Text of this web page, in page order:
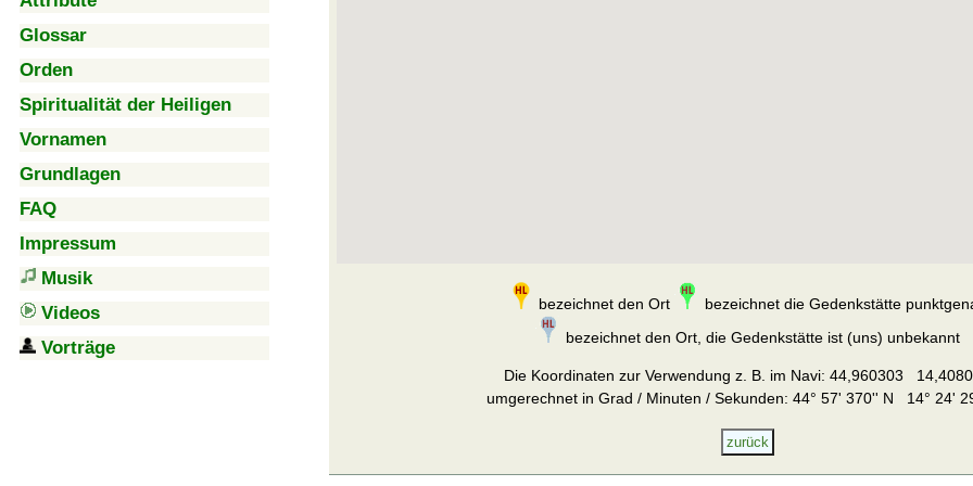
Glossar
Orden
Spiritualität der Heiligen
Vornamen
Grundlagen
FAQ
Impressum
Musik
Videos
Vorträge
bezeichnet den Ort
bezeichnet die Gedenkstätte
bezeichnet den Ort, die Gedenkstätte ist (uns) unbekannt
Die Koordinaten zur Verwendung z. B. im Navi: 44,960303
umgerechnet in Grad / Minuten / Sekunden: 44° 57' 370'' N 14° 24'